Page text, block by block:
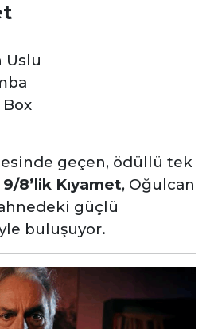
Uslu
geçen, ödüllü tek
9/8’lik Kıyamet, Oğulcan
güçlü
buluşuyor.